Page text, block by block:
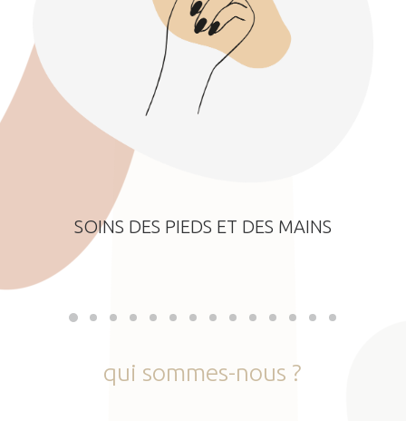
SOINS DES PIEDS ET DES MAINS
qui sommes-nous ?